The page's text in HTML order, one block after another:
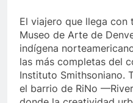
El viajero que llega con
Museo de Arte de
indígena
las más completas del
Instituto Smithsoniano.
el barrio de RiNo